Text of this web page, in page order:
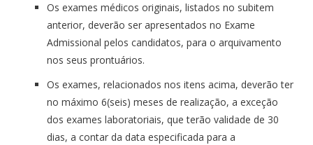
Os exames médicos originais, listados no subitem
anterior, deverão ser apresentados no Exame
Admissional pelos candidatos, para o arquivamento
nos seus prontuários.
Os exames, relacionados nos itens acima, deverão ter
no máximo 6(seis) meses de realização, a exceção
dos exames laboratoriais, que terão validade de 30
dias, a contar da data especificada para a